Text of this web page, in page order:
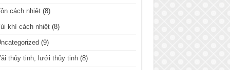
cách nhiệt (8)
khí cách nhiệt (8)
(9)
thủy tinh, lưới thủy tinh (8)